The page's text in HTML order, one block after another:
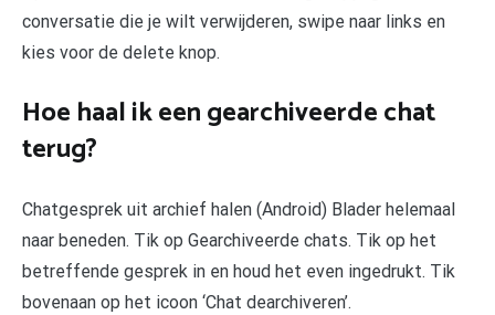
conversatie die je wilt verwijderen, swipe naar links en
kies voor de delete knop.
Hoe haal ik een gearchiveerde chat
terug?
Chatgesprek uit archief halen (Android) Blader helemaal
naar beneden. Tik op Gearchiveerde chats. Tik op het
betreffende gesprek in en houd het even ingedrukt. Tik
bovenaan op het icoon ‘Chat dearchiveren’.